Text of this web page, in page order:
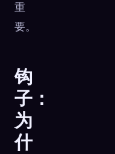
重
要。
钩
子：
为
什